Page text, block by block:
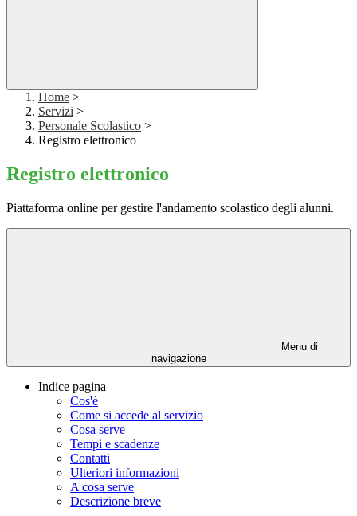
Home >
Servizi >
Personale Scolastico >
Registro elettronico
Registro elettronico
Piattaforma online per gestire l'andamento scolastico degli alunni.
Menu di
navigazione
Indice pagina
Cos'è
Come si accede al servizio
Cosa serve
Tempi e scadenze
Contatti
Ulteriori informazioni
A cosa serve
Descrizione breve